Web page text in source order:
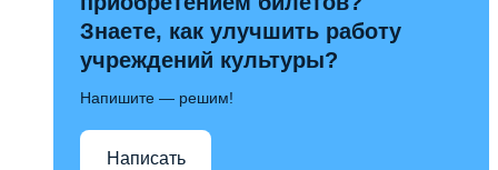
Знаете, как улучшить работу
учреждений культуры?
Напишите — решим!
Написать